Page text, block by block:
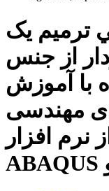
ترمیم یک
از جنس
با آموزش
مهندسی
نرم افزار